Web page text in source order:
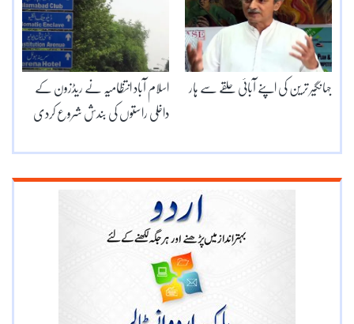
اسلام آباد انتظامیہ نے ریڈزون کے
داخلی راستوں کی بندش شروع کردی
جہانگیر ترین کی اپنے آبائی حلقے سے ہار